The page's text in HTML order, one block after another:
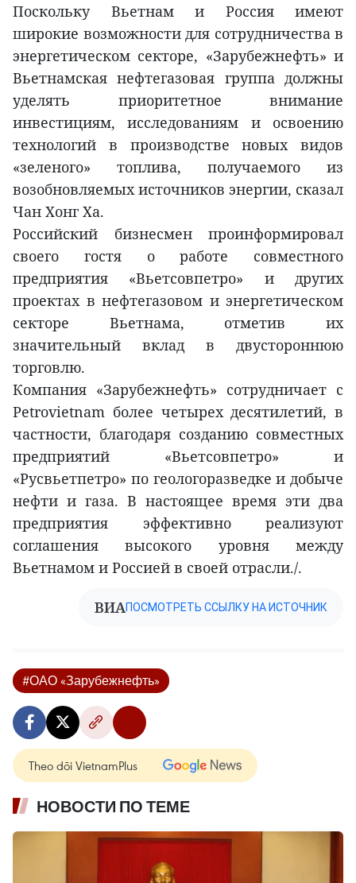
Поскольку Вьетнам и Россия имеют
широкие возможности для сотрудничества в
энергетическом секторе, «Зарубежнефть» и
Вьетнамская нефтегазовая группа должны
уделять приоритетное внимание
инвестициям, исследованиям и освоению
технологий в производстве новых видов
«зеленого» топлива, получаемого из
возобновляемых источников энергии, сказал
Чан Хонг Ха.
Российский бизнесмен проинформировал
своего гостя о работе совместного
предприятия «Вьетсовпетро» и других
проектах в нефтегазовом и энергетическом
секторе Вьетнама, отметив их
значительный вклад в двустороннюю
торговлю.
Компания «Зарубежнефть» сотрудничает с
Petrovietnam более четырех десятилетий, в
частности, благодаря созданию совместных
предприятий «Вьетсовпетро» и
«Русвьетпетро» по геологоразведке и добыче
нефти и газа. В настоящее время эти два
предприятия эффективно реализуют
соглашения высокого уровня между
Вьетнамом и Россией в своей отрасли./.
ВИАПОСМОТРЕТЬ ССЫЛКУ НА ИСТОЧНИК
#ОАО «Зарубежнефть»
Theo dõi VietnamPlus
НОВОСТИ ПО ТЕМЕ